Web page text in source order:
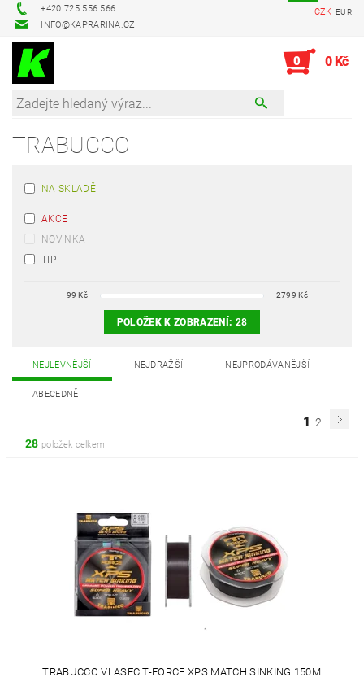
+420 725 556 566
INFO@KAPRARINA.CZ
CZK EUR
0 0 Kč
TRABUCCO
NA SKLADĚ
AKCE
NOVINKA
TIP
99 Kč 2799 Kč
POLOŽEK K ZOBRAZENÍ: 28
NEJLEVNĚJŠÍ NEJDRAŽŠÍ NEJPRODÁVANĚJŠÍ
ABECEDNĚ
1 2
28 položek celkem
TRABUCCO VLASEC T-FORCE XPS MATCH SINKING 150M